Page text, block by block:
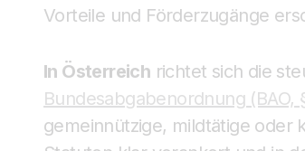
Vorteile und Förderzugänge
In Österreich richtet sich die
Bundesabgabenordnung (BAO,
gemeinnützige, mildtätige oder